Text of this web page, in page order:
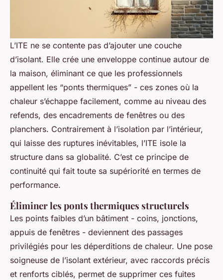
L’ITE ne se contente pas d’ajouter une couche
d’isolant. Elle crée une enveloppe continue autour de
la maison, éliminant ce que les professionnels
appellent les “ponts thermiques” - ces zones où la
chaleur s’échappe facilement, comme au niveau des
refends, des encadrements de fenêtres ou des
planchers. Contrairement à l’isolation par l’intérieur,
qui laisse des ruptures inévitables, l’ITE isole la
structure dans sa globalité. C’est ce principe de
continuité qui fait toute sa supériorité en termes de
performance.
Éliminer les ponts thermiques structurels
Les points faibles d’un bâtiment - coins, jonctions,
appuis de fenêtres - deviennent des passages
privilégiés pour les déperditions de chaleur. Une pose
soigneuse de l’isolant extérieur, avec raccords précis
et renforts ciblés, permet de supprimer ces fuites